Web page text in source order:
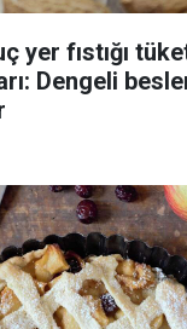
yer fıstığı
Dengeli